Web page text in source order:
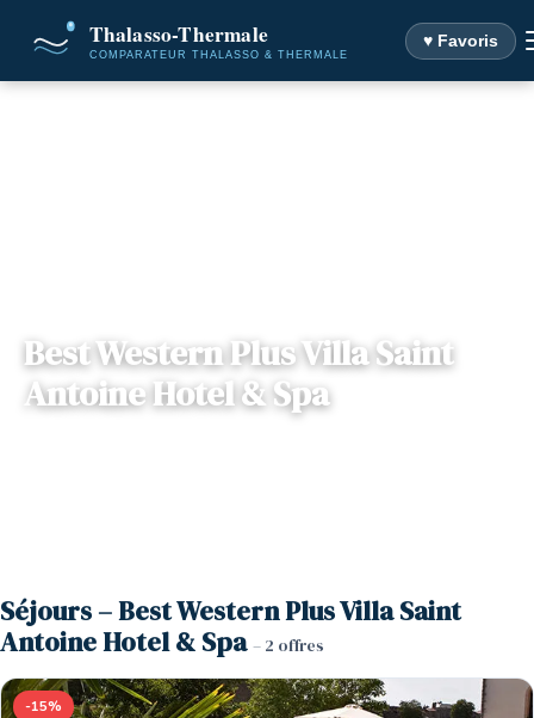
♥ Favoris
Best Western Plus Villa Saint
Antoine Hotel & Spa
Séjours – Best Western Plus Villa Saint
Antoine Hotel & Spa – 2 offres
-15%